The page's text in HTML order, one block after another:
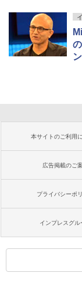
本サイトのご利用
広告掲載のご
プライバシーポ
インプレスグル